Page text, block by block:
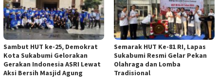
Sambut HUT ke-25, Demokrat
Kota Sukabumi Gelorakan
Gerakan Indonesia ASRI Lewat
Aksi Bersih Masjid Agung
Semarak HUT Ke-81 RI, Lapas
Sukabumi Resmi Gelar Pekan
Olahraga dan Lomba
Tradisional